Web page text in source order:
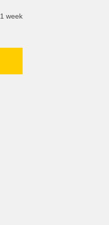
1 week